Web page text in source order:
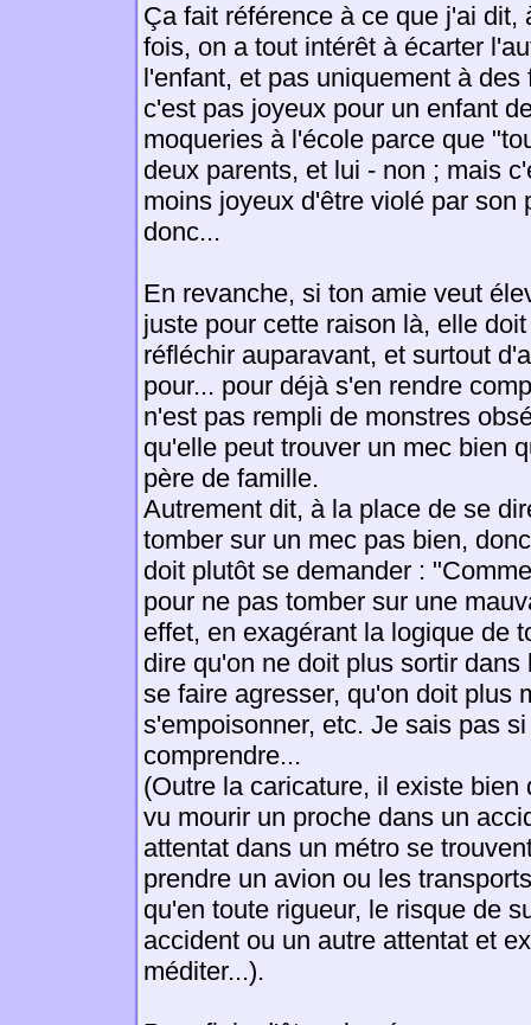
Ça fait référence à ce que j'ai dit,
fois, on a tout intérêt à écarter
l'enfant, et pas uniquement à
c'est pas joyeux pour un enfant
moqueries à l'école parce que
deux parents, et lui - non ; mais
moins joyeux d'être violé par son
donc...
En revanche, si ton amie veut
juste pour cette raison là, elle
réfléchir auparavant, et surtout
pour... pour déjà s'en rendre
n'est pas rempli de monstres
qu'elle peut trouver un mec bien
père de famille.
Autrement dit, à la place de se
tomber sur un mec pas bien,
doit plutôt se demander :
pour ne pas tomber sur une
effet, en exagérant la logique de
dire qu'on ne doit plus sortir dans
se faire agresser, qu'on doit plus
s'empoisonner, etc. Je sais pas
comprendre...
(Outre la caricature, il existe bien
vu mourir un proche dans un
attentat dans un métro se
prendre un avion ou les
qu'en toute rigueur, le risque de
accident ou un autre attentat et
méditer...).